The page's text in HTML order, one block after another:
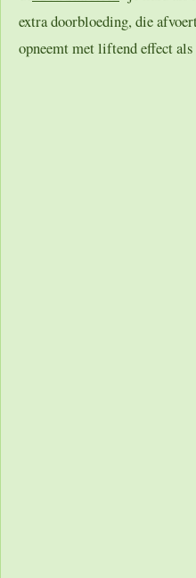
extra doorbloeding, die
opneemt met liftend effect als